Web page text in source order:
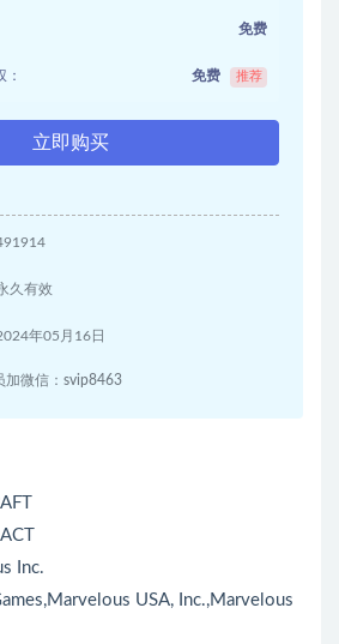
免费
免费 推荐
立即购买
久有效
年05月16日
加微信：svip8463
Inc.
USA, Inc.,Marvelous